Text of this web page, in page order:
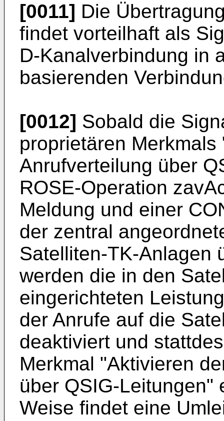
[0011] Die
findet vorteilhaft als
D-Kanalverbindung in
basierenden
[0012] Sobald die
proprietären
Anrufverteilung über
ROSE-Operation
Meldung und einer
der zentral
Satelliten-TK-Anlagen
werden die in den
eingerichteten
der Anrufe auf die
deaktiviert und
Merkmal "Aktivieren
über QSIG-Leitungen"
Weise findet eine